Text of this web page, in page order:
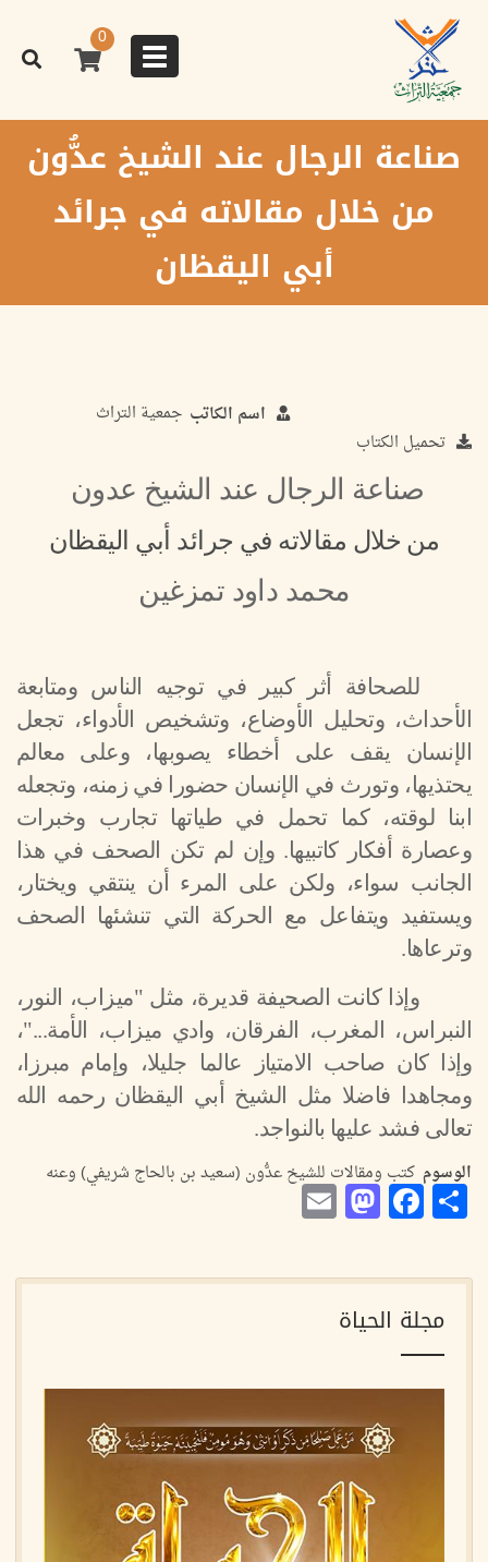
المحتوى
الرئيسي
Toggle
navigation
0
صناعة الرجال عند الشيخ عدُّون
من خلال مقالاته في جرائد
أبي اليقظان
اسم الكاتب جمعية التراث
تحميل الكتاب
صناعة الرجال عند الشيخ عدون
من خلال مقالاته في جرائد أبي اليقظان
محمد داود تمزغين
للصحافة أثر كبير في توجيه الناس ومتابعة
الأحداث، وتحليل الأوضاع، وتشخيص الأدواء، تجعل
الإنسان يقف على أخطاء يصوبها، وعلى معالم
يحتذيها، وتورث في الإنسان حضورا في زمنه، وتجعله
ابنا لوقته، كما تحمل في طياتها تجارب وخبرات
وعصارة أفكار كاتبيها. وإن لم تكن الصحف في هذا
الجانب سواء، ولكن على المرء أن ينتقي ويختار،
ويستفيد ويتفاعل مع الحركة التي تنشئها الصحف
وترعاها.
وإذا كانت الصحيفة قديرة، مثل "ميزاب، النور،
النبراس، المغرب، الفرقان، وادي ميزاب، الأمة..."،
وإذا كان صاحب الامتياز عالما جليلا، وإمام مبرزا،
ومجاهدا فاضلا مثل الشيخ أبي اليقظان رحمه الله
تعالى فشد عليها بالنواجد.
الوسوم كتب ومقالات للشيخ عدُّون (سعيد بن بالحاج شريفي) وعنه
Share
Facebook
Mastodon
Email
مجلة الحياة